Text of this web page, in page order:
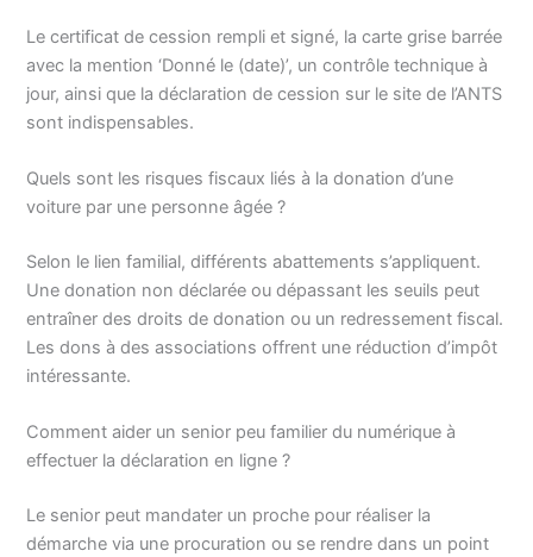
Le certificat de cession rempli et signé, la carte grise barrée
avec la mention ‘Donné le (date)’, un contrôle technique à
jour, ainsi que la déclaration de cession sur le site de l’ANTS
sont indispensables.
Quels sont les risques fiscaux liés à la donation d’une
voiture par une personne âgée ?
Selon le lien familial, différents abattements s’appliquent.
Une donation non déclarée ou dépassant les seuils peut
entraîner des droits de donation ou un redressement fiscal.
Les dons à des associations offrent une réduction d’impôt
intéressante.
Comment aider un senior peu familier du numérique à
effectuer la déclaration en ligne ?
Le senior peut mandater un proche pour réaliser la
démarche via une procuration ou se rendre dans un point